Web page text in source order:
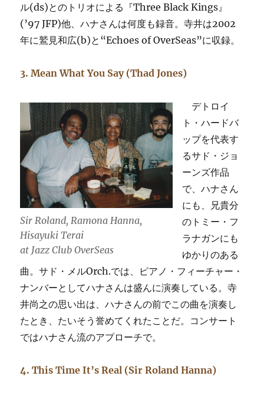
ル(ds)とのトリオによる『Three Black Kings』
(’97 JFP)他、ハナさんは何度も録音。寺井は2002
年に鷲見和広(b)と“Echoes of OverSeas”に収録。
3. Mean What You Say (Thad Jones)
Sir Roland, Ramona Hanna,
Hisayuki Terai
at Jazz Club OverSeas
デトロイ
ト・ハードバ
ップを代表す
るサド・ジョ
ーンズ作品
で、ハナさん
にも、兄貴分
のトミー・フ
ラナガンにも
ゆかりのある
曲。サド・メルOrch.では、ピアノ・フィーチャー・
ナンバーとしてハナさんは盛んに演奏している。寺
井尚之の思い出は、ハナさんの前でこの曲を演奏し
たとき、たいそう誉めてくれたことだ。コンサート
ではハナさん流のアプローチで。
4. This Time It’s Real (Sir Roland Hanna)